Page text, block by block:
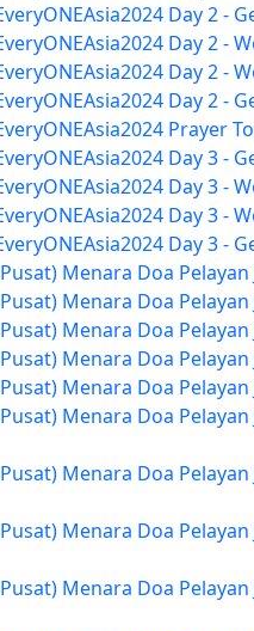
Day 2 -
Day 2 -
Day 2 -
Day 2 -
Prayer
Day 3 -
Day 3 -
Day 3 -
Day 3 -
Menara Doa
Menara Doa
Menara Doa
Menara Doa
Menara Doa
Menara Doa
Menara Doa
Menara Doa
Menara Doa